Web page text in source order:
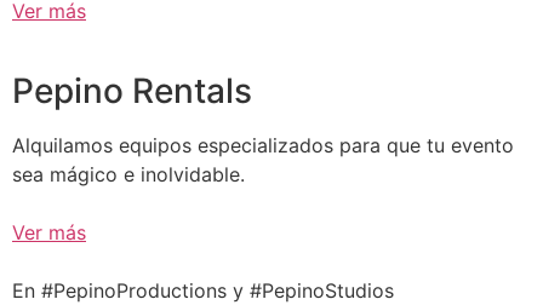
Ver más
Pepino Rentals
Alquilamos equipos especializados para que tu evento
sea mágico e inolvidable.
Ver más
En #PepinoProductions y #PepinoStudios